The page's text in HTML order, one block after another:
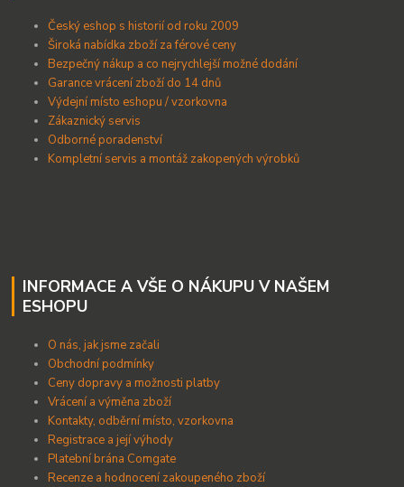
Český eshop s historií od roku 2009
Široká nabídka zboží za férové ceny
Bezpečný nákup a co nejrychlejší možné dodání
Garance vrácení zboží do 14 dnů
Výdejní místo eshopu / vzorkovna
Zákaznický servis
Odborné poradenství
Kompletní servis a montáž zakopených výrobků
INFORMACE A VŠE O NÁKUPU V NAŠEM
ESHOPU
O nás, jak jsme začali
Obchodní podmínky
Ceny dopravy a možnosti platby
Vrácení a výměna zboží
Kontakty, odběrní místo, vzorkovna
Registrace a její výhody
Platební brána Comgate
Recenze a hodnocení zakoupeného zboží